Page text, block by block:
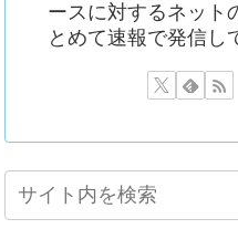
ースに対するネット
とめて速報で発信し